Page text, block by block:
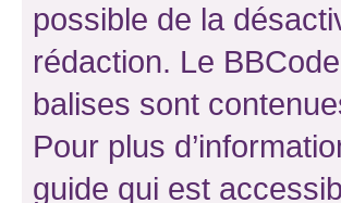
possible de la
rédaction. Le
balises sont
Pour plus
guide qui est